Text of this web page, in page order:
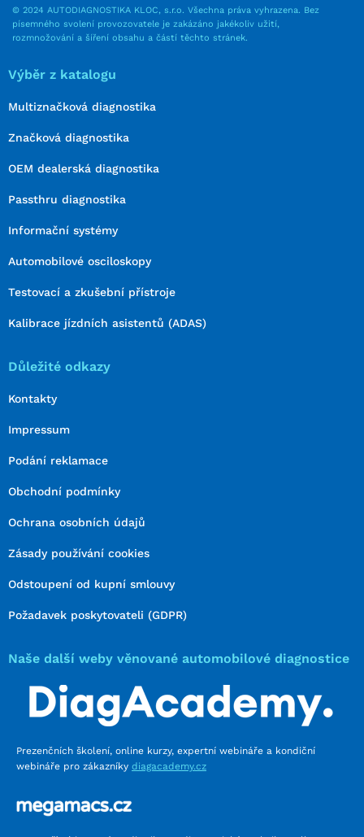
© 2024 AUTODIAGNOSTIKA KLOC, s.r.o. Všechna práva vyhrazena. Bez
písemného svolení provozovatele je zakázáno jakékoliv užití,
rozmnožování a šíření obsahu a částí těchto stránek.
Výběr z katalogu
Multiznačková diagnostika
Značková diagnostika
OEM dealerská diagnostika
Passthru diagnostika
Informační systémy
Automobilové osciloskopy
Testovací a zkušební přístroje
Kalibrace jízdních asistentů (ADAS)
Důležité odkazy
Kontakty
Impressum
Podání reklamace
Obchodní podmínky
Ochrana osobních údajů
Zásady používání cookies
Odstoupení od kupní smlouvy
Požadavek poskytovateli (GDPR)
Naše další weby věnované automobilové diagnostice
Prezenčních školení, online kurzy, expertní webináře a kondiční
webináře pro zákazníky diagacademy.cz